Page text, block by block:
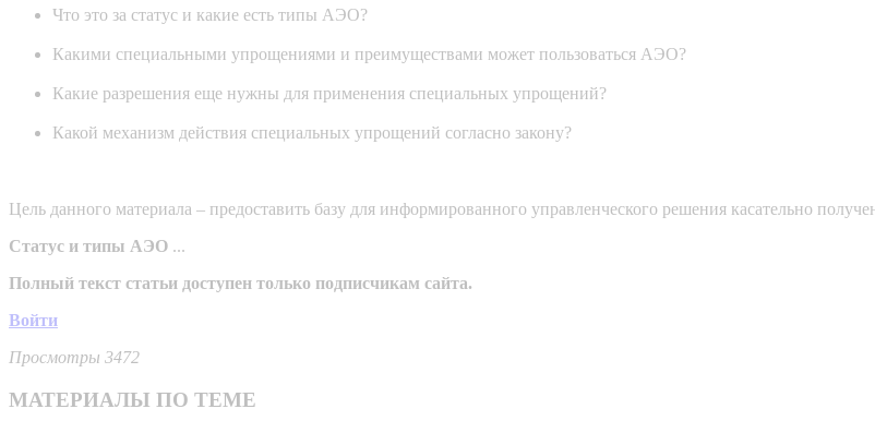
Что это за статус и какие есть типы АЭО?
Какими специальными упрощениями и преимуществами может пользоваться АЭО?
Какие разрешения еще нужны для применения специальных упрощений?
Какой механизм действия специальных упрощений согласно закону?
Цель данного материала – предоставить базу для информированного управленческого решения касательно
Статус и типы АЭО ...
Полный текст статьи доступен только подписчикам сайта.
Войти
Просмотры 3472
МАТЕРИАЛЫ ПО ТЕМЕ